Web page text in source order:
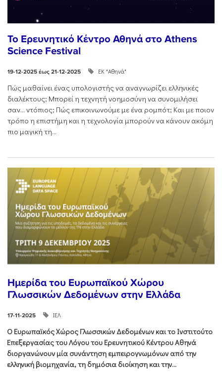
Το Ερευνητικό Κέντρο Αθηνά στο Athens
Science Festival
19-12-2025 έως 21-12-2025 ΕΚ "Αθηνά"
Πώς μαθαίνει ένας υπολογιστής να αναγνωρίζει ελληνικές
διαλέκτους; Μπορεί η τεχνητή νοημοσύνη να συνομιλήσει
σαν… ντόπιος; Πώς επικοινωνούμε με ένα ρομπότ; Και με ποιον
τρόπο η επιστήμη και η τεχνολογία μπορούν να κάνουν ακόμη
πιο μαγική τη...
Ημερίδα του Ευρωπαϊκού Χώρου
Γλωσσικών Δεδομένων στην Ελλάδα
17-11-2025 ΙΕΛ
Ο Ευρωπαϊκός Χώρος Γλωσσικών Δεδομένων και το Ινστιτούτο
Επεξεργασίας του Λόγου του Ερευνητικού Κέντρου Αθηνά
διοργανώνουν μία συνάντηση εμπειρογνωμόνων από την
ελληνική βιομηχανία, τη δημόσια διοίκηση και την...